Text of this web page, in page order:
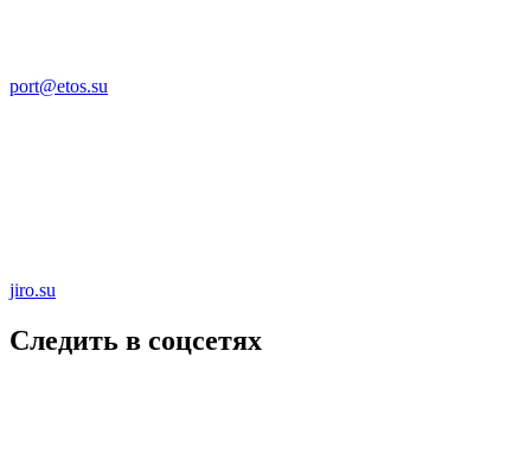
port@etos.su
jiro.su
Следить в соцсетях